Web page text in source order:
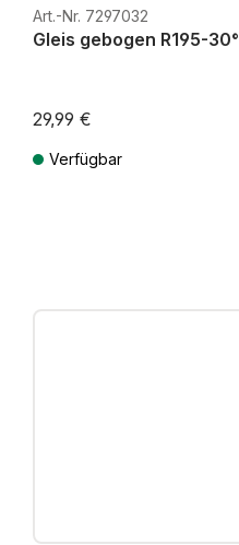
Art.-Nr. 7297032
Gleis gebogen R195-30°
29,99 €
Verfügbar